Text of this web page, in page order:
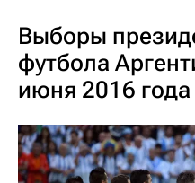
Выборы
футбола
июня 2016 года